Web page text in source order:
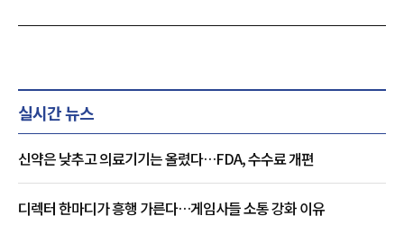
실시간 뉴스
신약은 낮추고 의료기기는 올렸다…FDA, 수수료 개편
디렉터 한마디가 흥행 가른다…게임사들 소통 강화 이유